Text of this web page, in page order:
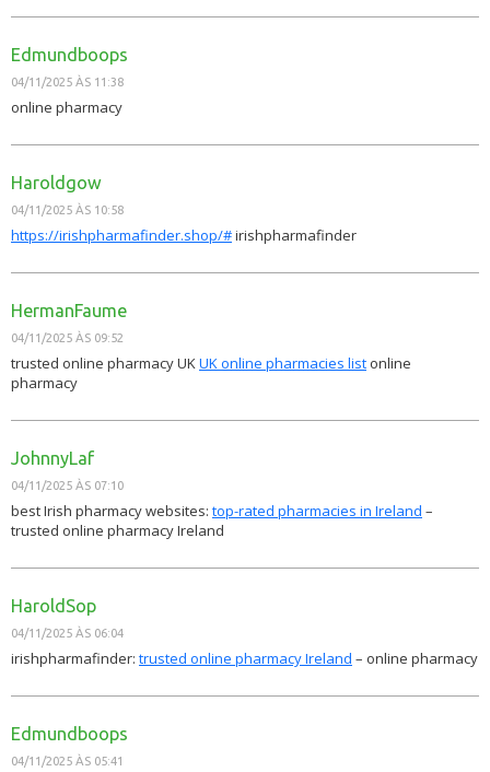
Edmundboops
04/11/2025 ÀS 11:38
online pharmacy
Haroldgow
04/11/2025 ÀS 10:58
https://irishpharmafinder.shop/#irishpharmafinder
HermanFaume
04/11/2025 ÀS 09:52
trusted online pharmacy UKUK online pharmacies list online
pharmacy
JohnnyLaf
04/11/2025 ÀS 07:10
best Irish pharmacy websites: top-rated pharmacies in Ireland –
trusted online pharmacy Ireland
HaroldSop
04/11/2025 ÀS 06:04
irishpharmafinder: trusted online pharmacy Ireland – online pharmacy
Edmundboops
04/11/2025 ÀS 05:41